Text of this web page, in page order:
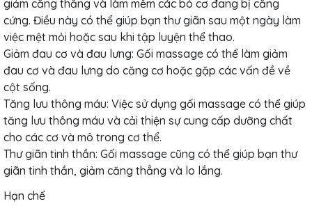
giảm căng thẳng và làm mềm các bó cơ đang bị căng
cứng. Điều này có thể giúp bạn thư giãn sau một ngày làm
việc mệt mỏi hoặc sau khi tập luyện thể thao.
Giảm đau cơ và đau lưng: Gối massage có thể làm giảm
đau cơ và đau lưng do căng cơ hoặc gặp các vấn đề về
cột sống.
Tăng lưu thông máu: Việc sử dụng gối massage có thể giúp
tăng lưu thông máu và cải thiện sự cung cấp dưỡng chất
cho các cơ và mô trong cơ thể.
Thư giãn tinh thần: Gối massage cũng có thể giúp bạn thư
giãn tinh thần, giảm căng thẳng và lo lắng.
Hạn chế